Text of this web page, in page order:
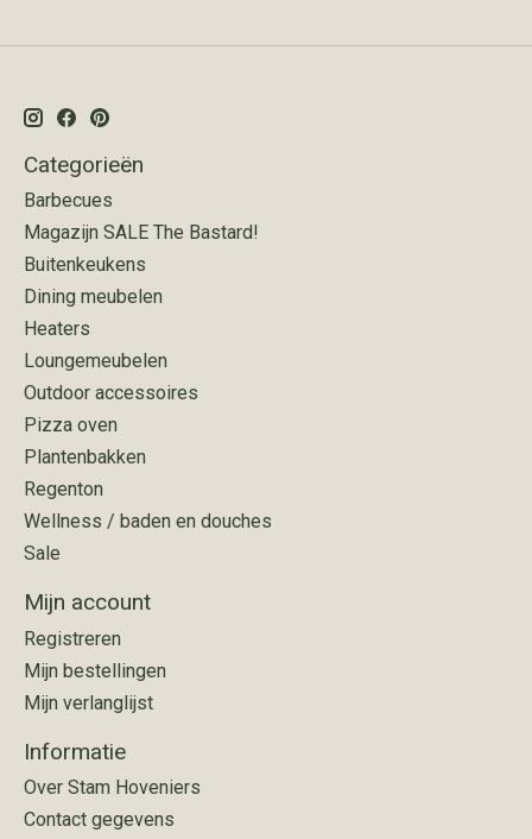
Categorieën
Barbecues
Magazijn SALE The Bastard!
Buitenkeukens
Dining meubelen
Heaters
Loungemeubelen
Outdoor accessoires
Pizza oven
Plantenbakken
Regenton
Wellness / baden en douches
Sale
Mijn account
Registreren
Mijn bestellingen
Mijn verlanglijst
Informatie
Over Stam Hoveniers
Contact gegevens